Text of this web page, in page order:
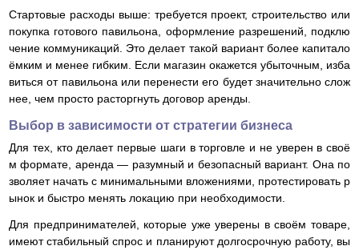
Стартовые расходы выше: требуется проект, строительство или
покупка готового павильона, оформление разрешений, подклю
чение коммуникаций. Это делает такой вариант более капитало
ёмким и менее гибким. Если магазин окажется убыточным, изба
виться от павильона или перенести его будет значительно слож
нее, чем просто расторгнуть договор аренды.
Выбор в зависимости от стратегии бизнеса
Для тех, кто делает первые шаги в торговле и не уверен в своё
м формате, аренда — разумный и безопасный вариант. Она по
зволяет начать с минимальными вложениями, протестировать р
ынок и быстро менять локацию при необходимости.
Для предпринимателей, которые уже уверены в своём товаре,
имеют стабильный спрос и планируют долгосрочную работу, вы